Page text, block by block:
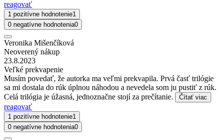
reagovať
1 pozitívne hodnotenie1
0 negatívne hodnotenia0
Veronika Mišenčíková
Neoverený nákup
23.8.2023
Veľké prekvapenie
Musím povedať, že autorka ma veľmi prekvapila. Prvá časť trilógie
sa mi dostala do rúk úplnou náhodou a nevedela som ju pustiť z rúk.
Celá trilógia je úžasná, jednoznačne stojí za prečítanie.
Čítať viac
reagovať
1 pozitívne hodnotenie1
0 negatívne hodnotenia0